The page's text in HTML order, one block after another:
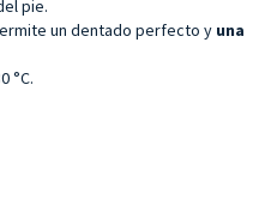
pie.
un dentado perfecto y una
°C.